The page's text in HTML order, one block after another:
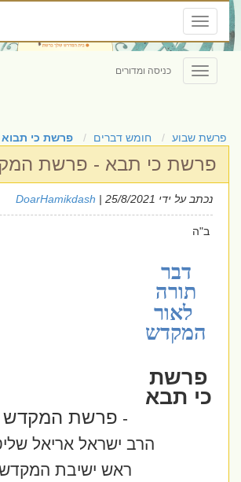
Toggle
navigation
Toggle
navigation
כניסה ומדורים
פרשת שבוע חומש דברים פרשת כי תבוא
פרשת כי תבא - פרשת
נכתב על ידי DoarHamikdash| 25/8/2021
ב"ה
דבר
תורה
לאור
המקדש
פרשת
כי תבא
פרשת המקדש
הרב ישראל אריאל
ראש ישיבת המקדש